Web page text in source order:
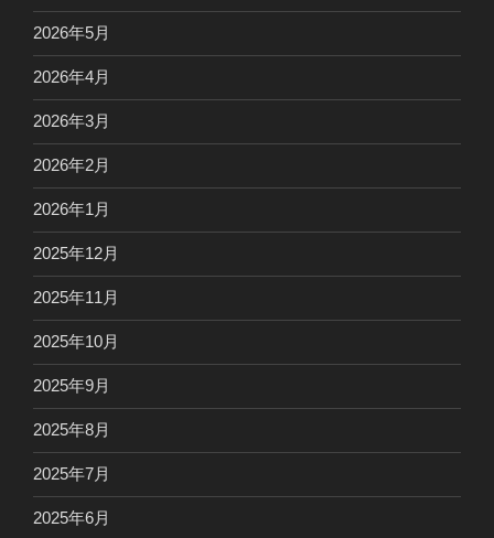
2026年5月
2026年4月
2026年3月
2026年2月
2026年1月
2025年12月
2025年11月
2025年10月
2025年9月
2025年8月
2025年7月
2025年6月